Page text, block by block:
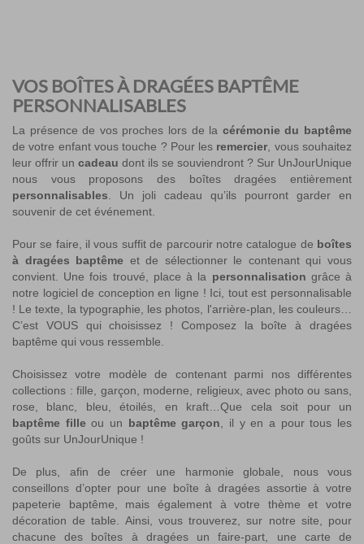
VOS BOÎTES À DRAGÉES BAPTÊME
PERSONNALISABLES
La présence de vos proches lors de la cérémonie du baptême
de votre enfant vous touche ? Pour les remercier , vous souhaitez
leur offrir un cadeau dont ils se souviendront ? Sur UnJourUnique
nous vous proposons des boîtes dragées entièrement
personnalisables . Un joli cadeau qu’ils pourront garder en
souvenir de cet événement.
Pour se faire, il vous suffit de parcourir notre catalogue de boîtes
à dragées baptême et de sélectionner le contenant qui vous
convient. Une fois trouvé, place à la personnalisation grâce à
notre logiciel de conception en ligne ! Ici, tout est personnalisable
! Le texte, la typographie, les photos, l'arrière-plan, les couleurs…
C’est VOUS qui choisissez ! Composez la boîte à dragées
baptême qui vous ressemble.
Choisissez votre modèle de contenant parmi nos différentes
collections : fille, garçon, moderne, religieux, avec photo ou sans,
rose, blanc, bleu, étoilés, en kraft…Que cela soit pour un
baptême filleou un baptême garçon , il y en a pour tous les
goûts sur UnJourUnique !
De plus, afin de créer une harmonie globale, nous vous
conseillons d’opter pour une boîte à dragées assortie à votre
papeterie baptême , mais également à votre thème et votre
décoration de table. Ainsi, vous trouverez, sur notre site, pour
chacune des boîtes à dragées unfaire-part , une carte de